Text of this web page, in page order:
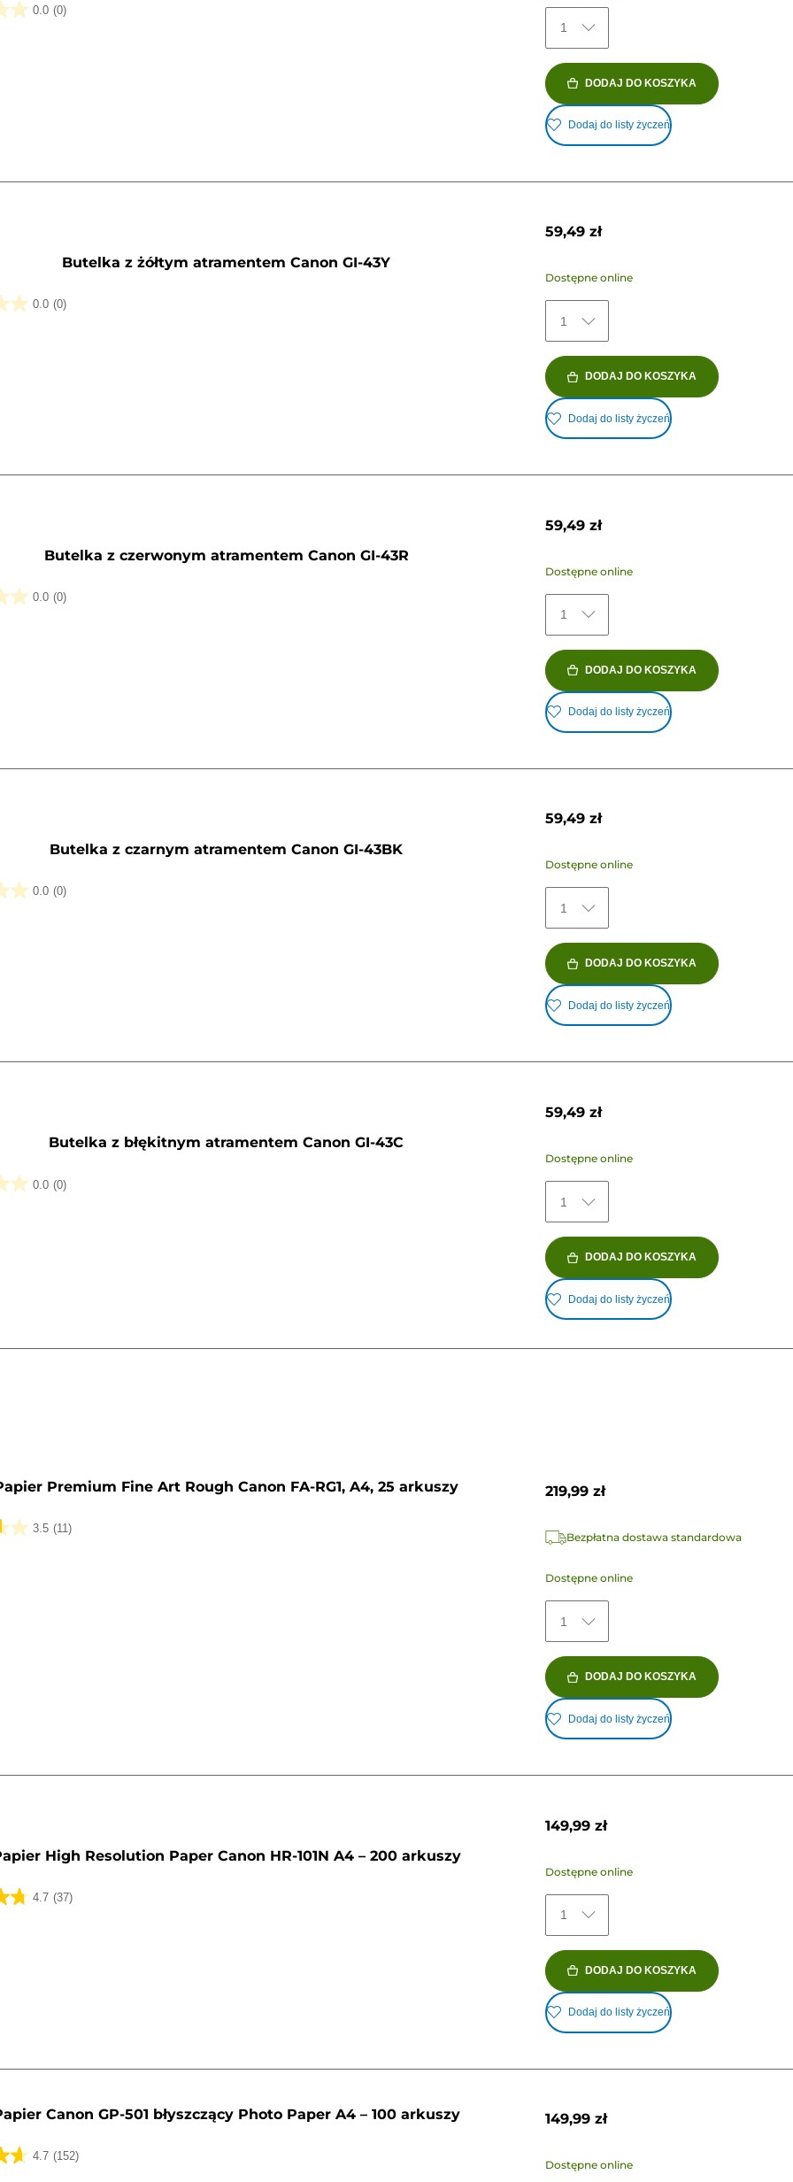
0.0 (0)
1
DODAJ DO KOSZYKA
Dodaj do listy życzeń
Butelka z żółtym atramentem Canon GI-43Y
0.0 (0)
59,49 zł
Dostępne online
1
DODAJ DO KOSZYKA
Dodaj do listy życzeń
Butelka z czerwonym atramentem Canon GI-43R
0.0 (0)
59,49 zł
Dostępne online
1
DODAJ DO KOSZYKA
Dodaj do listy życzeń
Butelka z czarnym atramentem Canon GI-43BK
0.0 (0)
59,49 zł
Dostępne online
1
DODAJ DO KOSZYKA
Dodaj do listy życzeń
Butelka z błękitnym atramentem Canon GI-43C
0.0 (0)
59,49 zł
Dostępne online
1
DODAJ DO KOSZYKA
Dodaj do listy życzeń
Premium Fine Art Rough Canon FA-RG1, A4, 25 arkuszy
3.5 (11)
219,99 zł
Bezpłatna dostawa standardowa
Dostępne online
1
DODAJ DO KOSZYKA
Dodaj do listy życzeń
High Resolution Paper Canon HR-101N A4 – 200 arkuszy
4.7 (37)
149,99 zł
Dostępne online
1
DODAJ DO KOSZYKA
Dodaj do listy życzeń
Canon GP-501 błyszczący Photo Paper A4 – 100 arkuszy
4.7 (152)
149,99 zł
Dostępne online